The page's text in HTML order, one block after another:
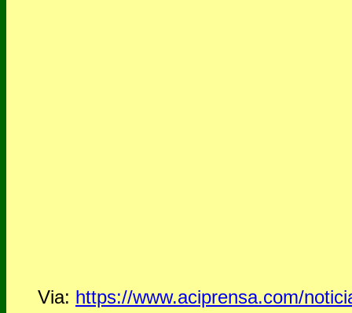
Via: https://www.aciprensa.com/